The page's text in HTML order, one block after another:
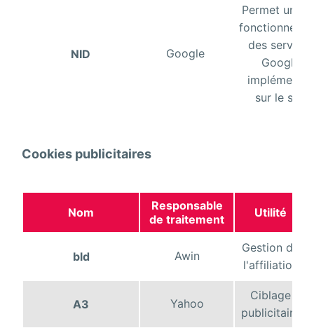
NID Google
Permet un
des services
Google
implémentés
sur le site
Cookies publicitaires
Nom
Responsable
de traitement
Utilité
bld Awin
Gestion de
l'affiliation
A3 Yahoo
Ciblage
publicitaire